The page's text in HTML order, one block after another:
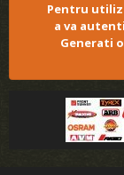
Pentru
a va
Generati